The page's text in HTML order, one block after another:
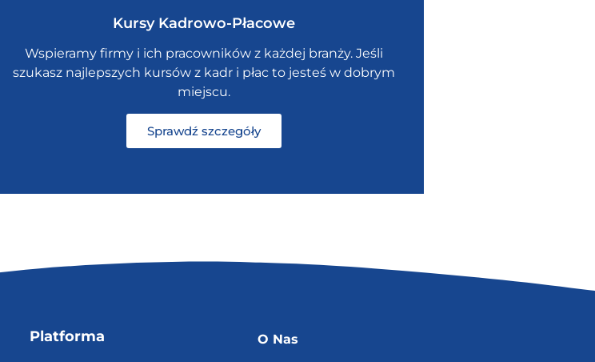
Kursy Kadrowo-Płacowe
Wspieramy firmy i ich pracowników z każdej branży. Jeśli
szukasz najlepszych kursów z kadr i płac to jesteś w dobrym
miejscu.
Sprawdź szczegóły
Platforma O Nas